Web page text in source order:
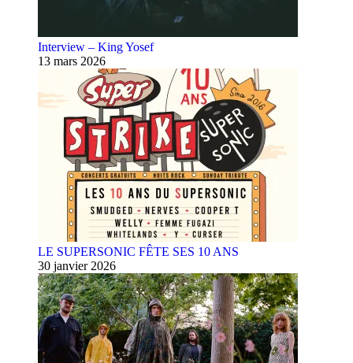
Interview – King Yosef
13 mars 2026
LE SUPERSONIC FÊTE SES 10 ANS
30 janvier 2026